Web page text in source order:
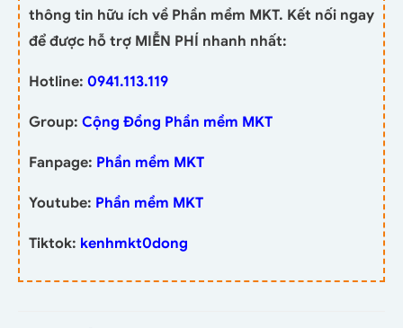
thông tin hữu ích về Phần mềm MKT. Kết nối ngay
để được hỗ trợ MIỄN PHÍ nhanh nhất:
Hotline: 0941.113.119
Group: Cộng Đồng Phần mềm MKT
Fanpage: Phần mềm MKT
Youtube: Phần mềm MKT
Tiktok: kenhmkt0dong